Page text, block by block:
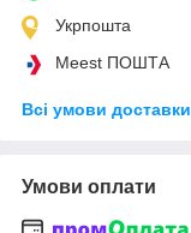
Укрпошта
Meest ПОШТА
Всі умови доставки
Умови оплати